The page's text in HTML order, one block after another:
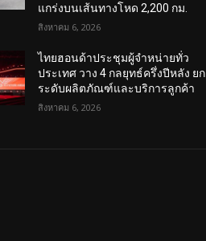
แกร่งบนเส้นทางโหด 2,200 กม.
สิงหาคม 6, 2026
ไทยฮอนด้าประชุมผู้จำหน่ายทั่ว
ประเทศ วาง 4 กลยุทธ์ครึ่งปีหลัง ยก
ระดับผลิตภัณฑ์และบริการลูกค้า
สิงหาคม 6, 2026